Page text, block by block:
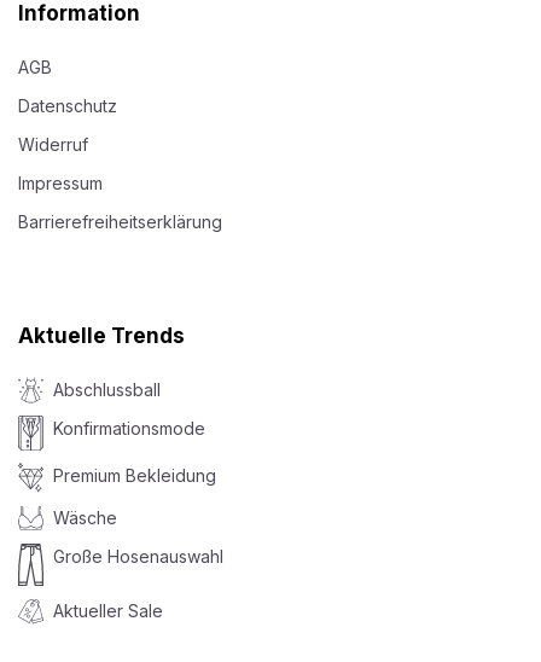
Information
AGB
Datenschutz
Widerruf
Impressum
Barrierefreiheitserklärung
Aktuelle Trends
Abschlussball
Konfirmationsmode
Premium Bekleidung
Wäsche
Große Hosenauswahl
Aktueller Sale